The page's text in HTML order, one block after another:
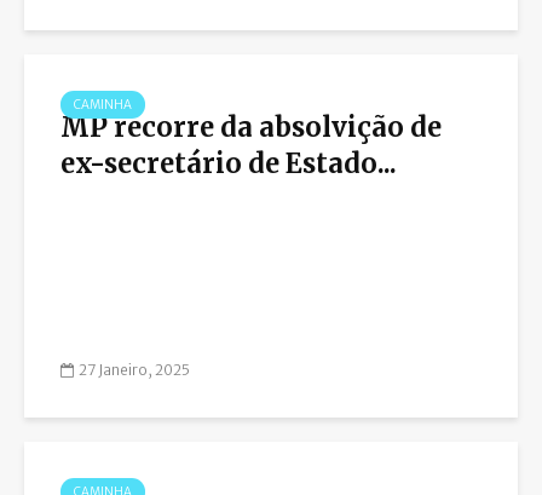
CAMINHA
MP recorre da absolvição de
ex-secretário de Estado...
27 Janeiro, 2025